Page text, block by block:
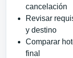
cancelación
Revisar
y destino
Comparar
final